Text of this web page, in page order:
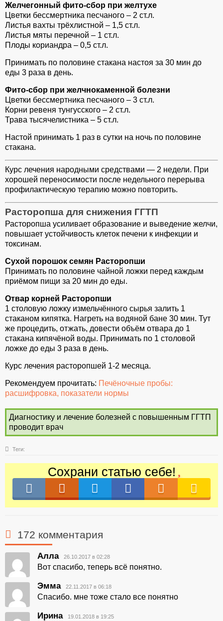
Желчегонный фито-сбор при желтухе
Цветки бессмертника песчаного – 2 ст.л.
Листья вахты трёхлистной – 1,5 ст.л.
Листья мяты перечной – 1 ст.л.
Плоды кориандра – 0,5 ст.л.
Принимать по половине стакана настоя за 30 мин до
еды 3 раза в день.
Фито-сбор при желчнокаменной болезни
Цветки бессмертника песчаного – 3 ст.л.
Корни ревеня тунгусского – 2 ст.л.
Трава тысячелистника – 5 ст.л.
Настой принимать 1 раз в сутки на ночь по половине
стакана.
Курс лечения народными средствами — 2 недели. При
хорошей переносимости после недельного перерыва
профилактическую терапию можно повторить.
Расторопша для снижения ГГТП
Расторопша усиливает образование и выведение желчи,
повышает устойчивость клеток печени к инфекции и
токсинам.
Сухой порошок семян Расторопши
Принимать по половине чайной ложки перед каждым
приёмом пищи за 20 мин до еды.
Отвар корней Расторопши
1 столовую ложку измельчённого сырья залить 1
стаканом кипятка. Нагреть на водяной бане 30 мин. Тут
же процедить, отжать, довести объём отвара до 1
стакана кипячёной воды. Принимать по 1 столовой
ложке до еды 3 раза в день.
Курс лечения расторопшей 1-2 месяца.
Рекомендуем прочитать: Печёночные пробы:
расшифровка, показатели нормы
Диагностику и лечение болезней с повышенным ГГТП
проводит врач
Теги:
Сохрани статью себе!
172 комментария
Алла 26.10.2017 в 02:28
Вот спасибо, теперь всё понятно.
Эмма 22.11.2017 в 06:18
Спасибо. мне тоже стало все понятно
Ирина 19.01.2018 в 19:25